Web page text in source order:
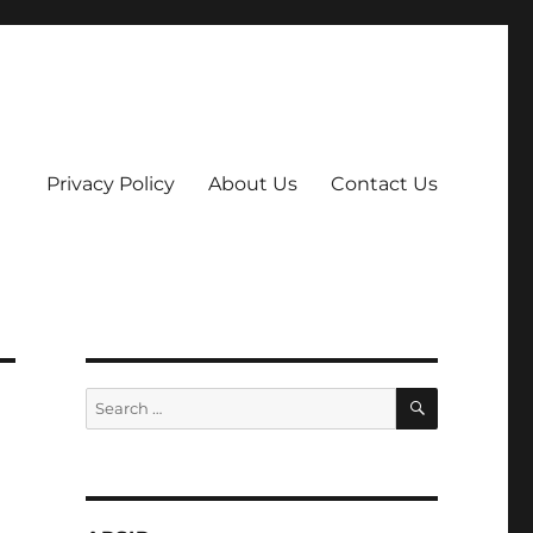
Privacy Policy About Us Contact Us
Search
for:
SEARCH